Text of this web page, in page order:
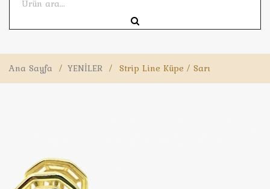
Ana Sayfa / YENİLER / Strip Line Küpe / Sarı